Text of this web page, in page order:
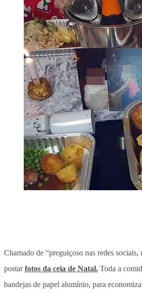
Chamado de “preguiçoso nas redes
postarfotos da ceia de Natal. Toda a
bandejas de papel alumínio, para